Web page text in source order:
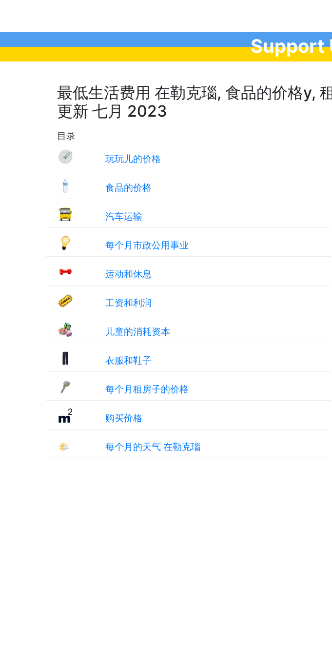
Support
最低生活费用 在勒克瑙, 食品的价格у,
更新 七月 2023
目录
玩玩儿的价格
食品的价格
汽车运输
每个月市政公用事业
运动和休息
工资和利润
儿童的消耗资本
衣服和鞋子
每个月租房子的价格
购买价格
🌤 每个月的天气 在勒克瑙